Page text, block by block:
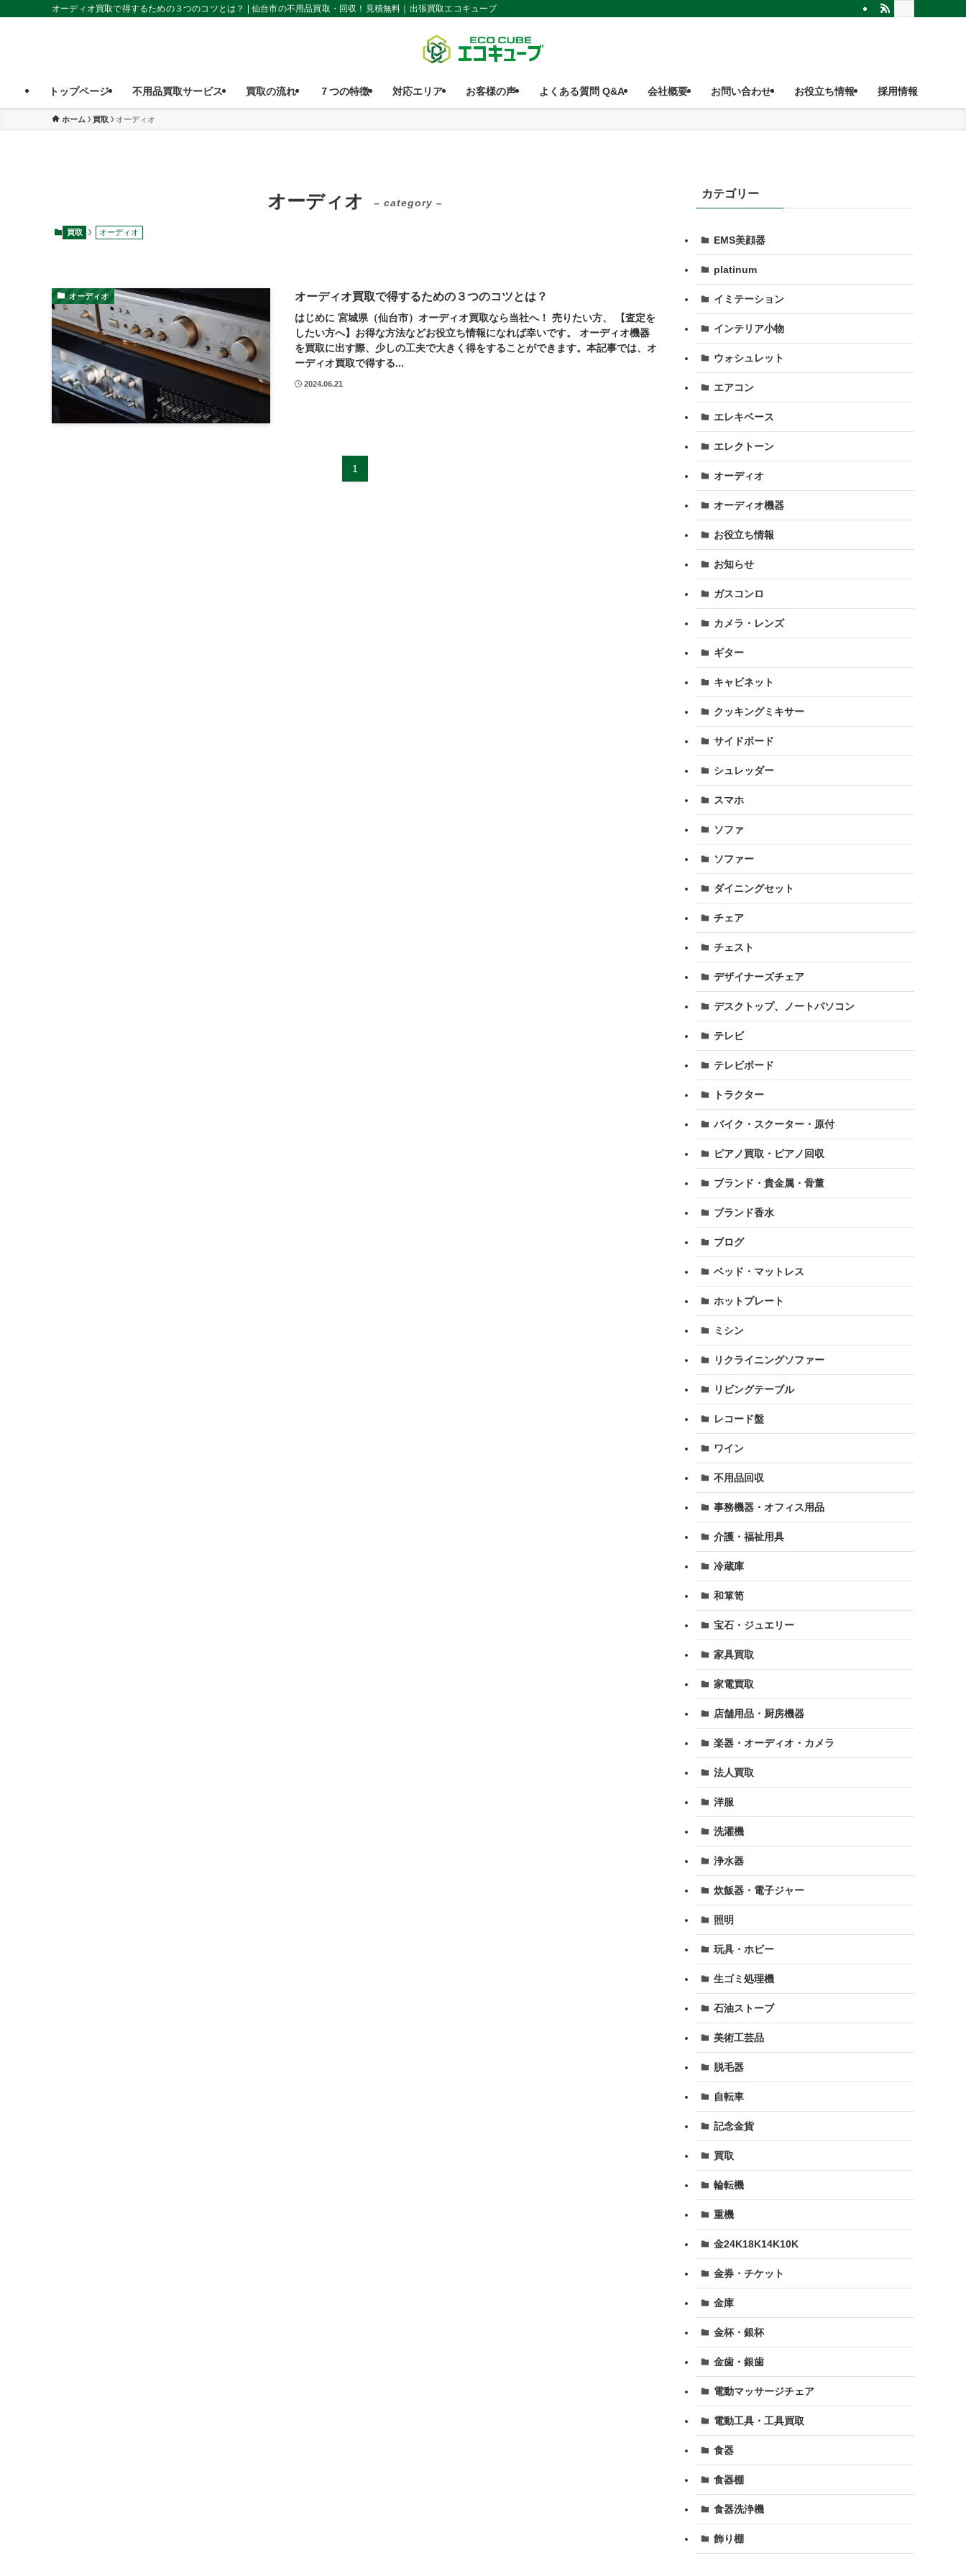
オーディオ買取で得するための３つのコツとは？ | 仙台市の不用品買取・回収！見積無料｜出張買取エコキューブ
トップページ 不用品買取サービス 買取の流れ ７つの特徴 対応エリア お客様の声 よくある質問 Q&A 会社概要 お問い合わせ お役立ち情報 採用情報
ホーム 買取 オーディオ
オーディオ – category –
買取 オーディオ
オーディオ オーディオ買取で得するための３つのコツとは？
はじめに 宮城県（仙台市）オーディオ買取なら当社へ！ 売りたい方、 【査定を
したい方へ】お得な方法などお役立ち情報になれば幸いです。 オーディオ機器
を買取に出す際、少しの工夫で大きく得をすることができます。本記事では、オ
ーディオ買取で得する...
2024.06.21
1
カテゴリー
EMS美顔器
platinum
イミテーション
インテリア小物
ウォシュレット
エアコン
エレキベース
エレクトーン
オーディオ
オーディオ機器
お役立ち情報
お知らせ
ガスコンロ
カメラ・レンズ
ギター
キャビネット
クッキングミキサー
サイドボード
シュレッダー
スマホ
ソファ
ソファー
ダイニングセット
チェア
チェスト
デザイナーズチェア
デスクトップ、ノートパソコン
テレビ
テレビボード
トラクター
バイク・スクーター・原付
ピアノ買取・ピアノ回収
ブランド・貴金属・骨董
ブランド香水
ブログ
ベッド・マットレス
ホットプレート
ミシン
リクライニングソファー
リビングテーブル
レコード盤
ワイン
不用品回収
事務機器・オフィス用品
介護・福祉用具
冷蔵庫
和箪笥
宝石・ジュエリー
家具買取
家電買取
店舗用品・厨房機器
楽器・オーディオ・カメラ
法人買取
洋服
洗濯機
浄水器
炊飯器・電子ジャー
照明
玩具・ホビー
生ゴミ処理機
石油ストーブ
美術工芸品
脱毛器
自転車
記念金貨
買取
輪転機
重機
金24K18K14K10K
金券・チケット
金庫
金杯・銀杯
金歯・銀歯
電動マッサージチェア
電動工具・工具買取
食器
食器棚
食器洗浄機
飾り棚